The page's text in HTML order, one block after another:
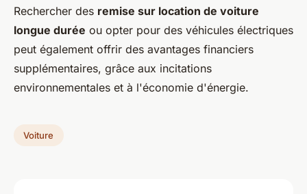
Rechercher des remise sur location de voiture
longue durée ou opter pour des véhicules électriques
peut également offrir des avantages financiers
supplémentaires, grâce aux incitations
environnementales et à l'économie d'énergie.
Voiture